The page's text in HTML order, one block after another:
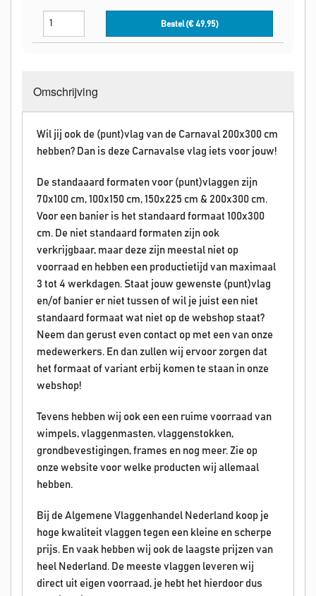
Bestel (€49,95)
Omschrijving
Wil jij ook de (punt)vlag van de Carnaval 200x300 cm
hebben? Dan is deze Carnavalse vlag iets voor jouw!
De standaaard formaten voor (punt)vlaggen zijn
70x100 cm, 100x150 cm, 150x225 cm & 200x300 cm.
Voor een banier is het standaard formaat 100x300
cm. De niet standaard formaten zijn ook
verkrijgbaar, maar deze zijn meestal niet op
voorraad en hebben een productietijd van maximaal
3 tot 4 werkdagen. Staat jouw gewenste (punt)vlag
en/of banier er niet tussen of wil je juist een niet
standaard formaat wat niet op de webshop staat?
Neem dan gerust even contact op met een van onze
medewerkers. En dan zullen wij ervoor zorgen dat
het formaat of variant erbij komen te staan in onze
webshop!
Tevens hebben wij ook een een ruime voorraad van
wimpels, vlaggenmasten, vlaggenstokken,
grondbevestigingen, frames en nog meer. Zie op
onze website voor welke producten wij allemaal
hebben.
Bij de Algemene Vlaggenhandel Nederland koop je
hoge kwaliteit vlaggen tegen een kleine en scherpe
prijs. En vaak hebben wij ook de laagste prijzen van
heel Nederland. De meeste vlaggen leveren wij
direct uit eigen voorraad, je hebt het hierdoor dus